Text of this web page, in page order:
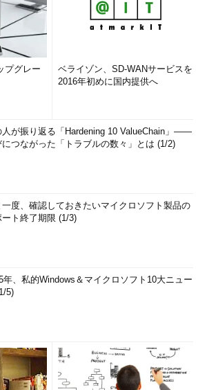
プグレー
ベライゾン、SD-WANサービスを
2016年初めに国内提供へ
人が振り返る「Hardening 10 ValueChain」――
につながった「トラブルの数々」とは (1/2)
一度、確認しておきたいマイクロソフト製品の
ート終了期限 (1/3)
年、私的Windows＆マイクロソフト10大ニュー
5)